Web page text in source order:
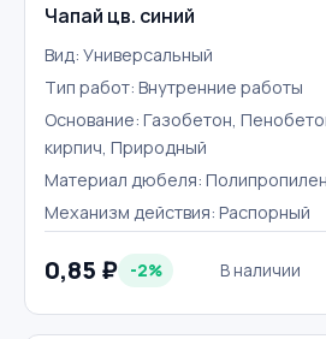
Чапай цв. синий
Вид: Универсальный
Тип работ: Внутренние работы
Основание: Газобетон,
кирпич, Природный
Материал дюбеля: Полипропилен
Механизм действия: Распорный
0,85 ₽ -2% В наличии